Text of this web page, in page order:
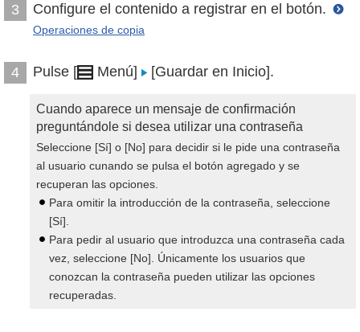
3 Configure el contenido a registrar en el botón.
Operaciones de copia
4 Pulse [ Menú] [Guardar en Inicio].
Cuando aparece un mensaje de confirmación
preguntándole si desea utilizar una contraseña
Seleccione [Sí] o [No] para decidir si le pide una contraseña
al usuario cunando se pulsa el botón agregado y se
recuperan las opciones.
Para omitir la introducción de la contraseña, seleccione
[Sí].
Para pedir al usuario que introduzca una contraseña cada
vez, seleccione [No]. Únicamente los usuarios que
conozcan la contraseña pueden utilizar las opciones
recuperadas.